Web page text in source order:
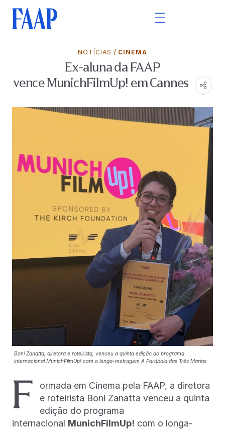
NOTÍCIAS / CINEMA
Ex-aluna da FAAP
vence MunichFilmUp! em Cannes
Boni Zanatta, diretora e roteirista, venceu a quinta edição do programa
internacional MunichFilmUp! com o longa-metragem A Parábola das Três Marias
F
ormada em Cinema pela FAAP, a diretora
e roteirista Boni Zanatta venceu a quinta
edição do programa
internacional MunichFilmUp! com o longa-